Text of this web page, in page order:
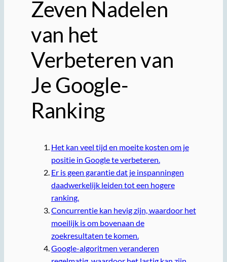
Zeven Nadelen
van het
Verbeteren van
Je Google-
Ranking
Het kan veel tijd en moeite kosten om je
positie in Google te verbeteren.
Er is geen garantie dat je inspanningen
daadwerkelijk leiden tot een hogere
ranking.
Concurrentie kan hevig zijn, waardoor het
moeilijk is om bovenaan de
zoekresultaten te komen.
Google-algoritmen veranderen